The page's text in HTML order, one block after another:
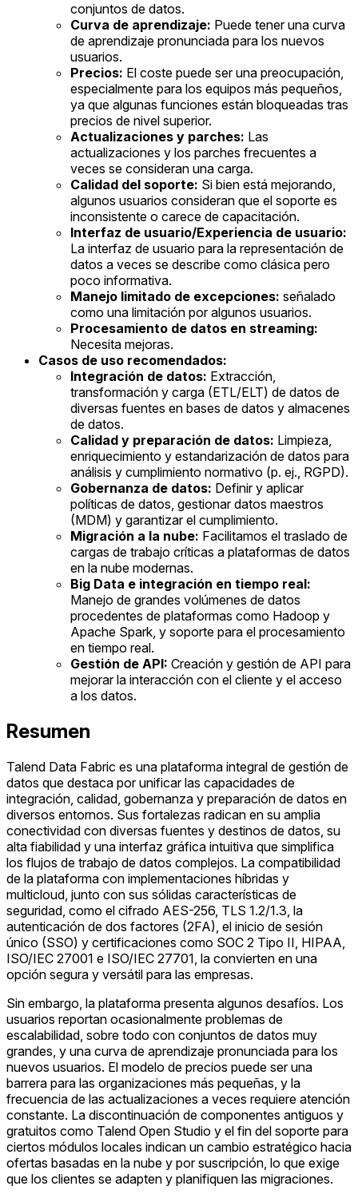
conjuntos de datos.
Curva de aprendizaje: Puede tener una curva
de aprendizaje pronunciada para los nuevos
usuarios.
Precios: El coste puede ser una preocupación,
especialmente para los equipos más pequeños,
ya que algunas funciones están bloqueadas tras
precios de nivel superior.
Actualizaciones y parches: Las
actualizaciones y los parches frecuentes a
veces se consideran una carga.
Calidad del soporte: Si bien está mejorando,
algunos usuarios consideran que el soporte es
inconsistente o carece de capacitación.
Interfaz de usuario/Experiencia de usuario:
La interfaz de usuario para la representación de
datos a veces se describe como clásica pero
poco informativa.
Manejo limitado de excepciones: señalado
como una limitación por algunos usuarios.
Procesamiento de datos en streaming:
Necesita mejoras.
Casos de uso recomendados:
Integración de datos: Extracción,
transformación y carga (ETL/ELT) de datos de
diversas fuentes en bases de datos y almacenes
de datos.
Calidad y preparación de datos: Limpieza,
enriquecimiento y estandarización de datos para
análisis y cumplimiento normativo (p. ej., RGPD).
Gobernanza de datos: Definir y aplicar
políticas de datos, gestionar datos maestros
(MDM) y garantizar el cumplimiento.
Migración a la nube: Facilitamos el traslado de
cargas de trabajo críticas a plataformas de datos
en la nube modernas.
Big Data e integración en tiempo real:
Manejo de grandes volúmenes de datos
procedentes de plataformas como Hadoop y
Apache Spark, y soporte para el procesamiento
en tiempo real.
Gestión de API: Creación y gestión de API para
mejorar la interacción con el cliente y el acceso
a los datos.
Resumen
Talend Data Fabric es una plataforma integral de gestión de
datos que destaca por unificar las capacidades de
integración, calidad, gobernanza y preparación de datos en
diversos entornos. Sus fortalezas radican en su amplia
conectividad con diversas fuentes y destinos de datos, su
alta fiabilidad y una interfaz gráfica intuitiva que simplifica
los flujos de trabajo de datos complejos. La compatibilidad
de la plataforma con implementaciones híbridas y
multicloud, junto con sus sólidas características de
seguridad, como el cifrado AES-256, TLS 1.2/1.3, la
autenticación de dos factores (2FA), el inicio de sesión
único (SSO) y certificaciones como SOC 2 Tipo II, HIPAA,
ISO/IEC 27001 e ISO/IEC 27701, la convierten en una
opción segura y versátil para las empresas.
Sin embargo, la plataforma presenta algunos desafíos. Los
usuarios reportan ocasionalmente problemas de
escalabilidad, sobre todo con conjuntos de datos muy
grandes, y una curva de aprendizaje pronunciada para los
nuevos usuarios. El modelo de precios puede ser una
barrera para las organizaciones más pequeñas, y la
frecuencia de las actualizaciones a veces requiere atención
constante. La discontinuación de componentes antiguos y
gratuitos como Talend Open Studio y el fin del soporte para
ciertos módulos locales indican un cambio estratégico hacia
ofertas basadas en la nube y por suscripción, lo que exige
que los clientes se adapten y planifiquen las migraciones.